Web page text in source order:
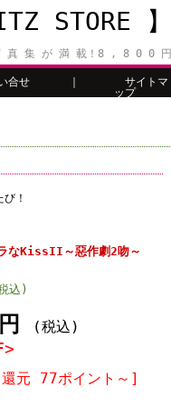
STORE 】
真 集 が 満 載！8 , 8 0 0 円
合せ
サイトマ
ップ
！
ラなKissII～惡作劇2吻～
込)
(税込)
元 77ポイント～]